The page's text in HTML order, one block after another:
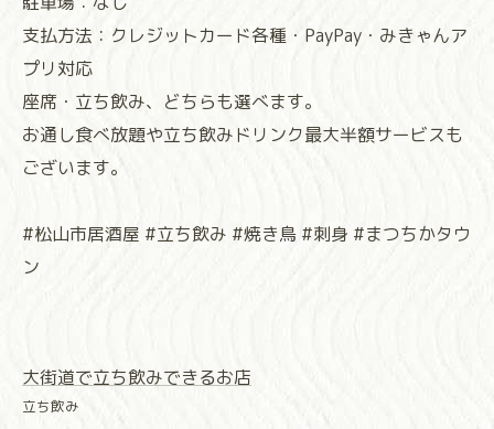
支払方法：クレジットカード各種・PayPay・みきゃんア
プリ対応
座席・立ち飲み、どちらも選べます。
お通し食べ放題や立ち飲みドリンク最大半額サービスも
ございます。
#松山市居酒屋 #立ち飲み #焼き鳥 #刺身 #まつちかタウ
ン
大街道で立ち飲みできるお店
立ち飲み